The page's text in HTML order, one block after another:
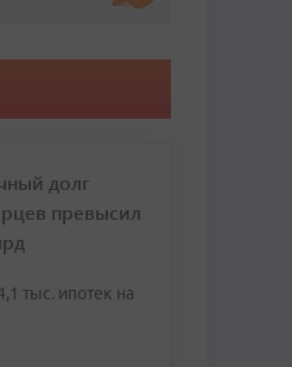
долг
превысил
тыс. ипотек на